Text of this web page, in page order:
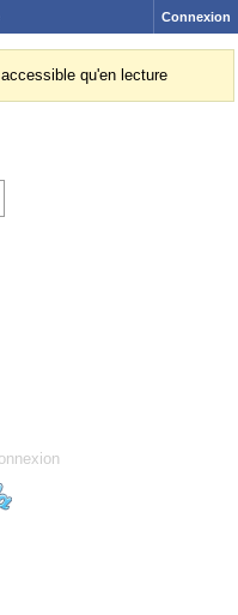
Connexion
qu'en lecture